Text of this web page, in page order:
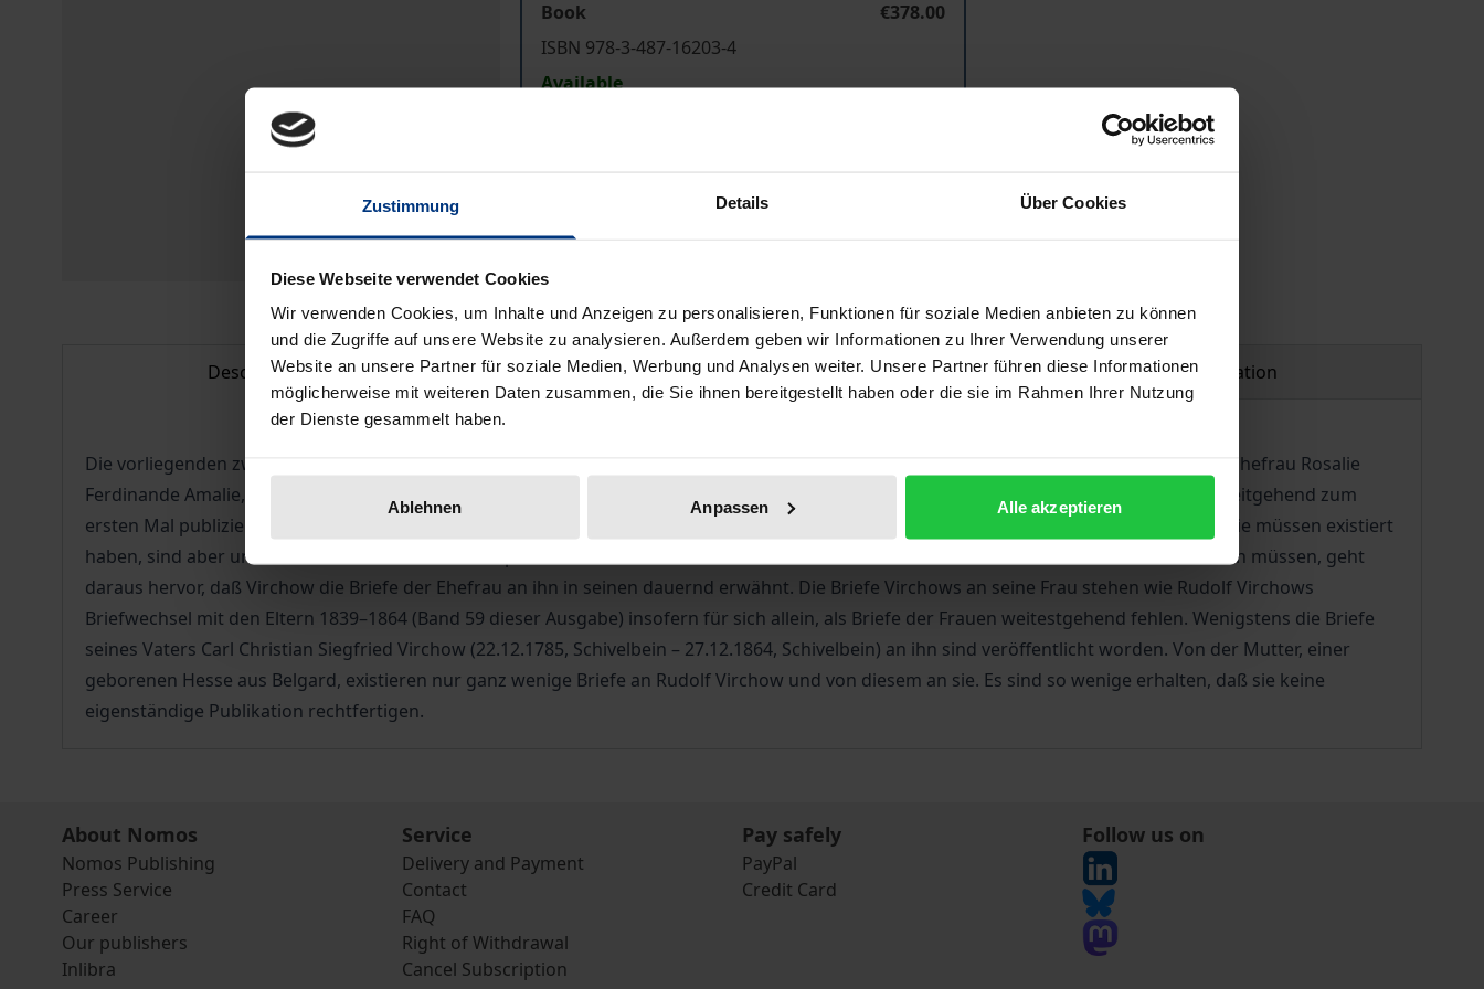
Zustimmung Details Über Cookies
Diese Webseite verwendet Cookies
Wir verwenden Cookies, um Inhalte und Anzeigen zu personalisieren, Funktionen für soziale Medien anbieten zu können
und die Zugriffe auf unsere Website zu analysieren. Außerdem geben wir Informationen zu Ihrer Verwendung unserer
Website an unsere Partner für soziale Medien, Werbung und Analysen weiter. Unsere Partner führen diese Informationen
möglicherweise mit weiteren Daten zusammen, die Sie ihnen bereitgestellt haben oder die sie im Rahmen Ihrer Nutzung
der Dienste gesammelt haben.
Ablehnen Anpassen Alle akzeptieren
Book
€378.00
ISBN 978-3-487-16203-4
Available
Description Bibliographical data Product safety information
Die vorliegenden zwei Bände der Briefe Rudolf Ludwig Carl Virchows (13.10.1821, Schivelbein/Hinterpommern – 5.9.1902, Berlin) an seine Ehefrau Rosalie
Ferdinande Amalie, genannt Rose oder Röschen, geb. Mayer (29.2.1832, Berlin – 21.2.1913, Berlin), aus den Jahren 1852 bis 1898 werden weitgehend zum
ersten Mal publiziert. Sie enthalten leider nicht die Briefe der Ehefrau Röschen an ihren Mann. Ob diese jemals auftauchen, ist die Frage. Sie müssen existiert
haben, sind aber unter den Nachkommen des Ehepaares Rudolf und Rose Virchow und in keinem Archiv auffindbar. Daß sie existiert haben müssen, geht
daraus hervor, daß Virchow die Briefe der Ehefrau an ihn in seinen dauernd erwähnt. Die Briefe Virchows an seine Frau stehen wie Rudolf Virchows
Briefwechsel mit den Eltern 1839–1864 (Band 59 dieser Ausgabe) insofern für sich allein, als Briefe der Frauen weitestgehend fehlen. Wenigstens die Briefe
seines Vaters Carl Christian Siegfried Virchow (22.12.1785, Schivelbein – 27.12.1864, Schivelbein) an ihn sind veröffentlicht worden. Von der Mutter, einer
geborenen Hesse aus Belgard, existieren nur ganz wenige Briefe an Rudolf Virchow und von diesem an sie. Es sind so wenige erhalten, daß sie keine
eigenständige Publikation rechtfertigen.
About Nomos
Nomos Publishing
Press Service
Career
Our publishers
Inlibra
Service
Delivery and Payment
Contact
FAQ
Right of Withdrawal
Cancel Subscription
Pay safely
PayPal
Credit Card
Follow us on